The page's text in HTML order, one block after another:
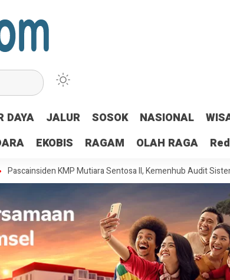
DAYA JALUR SOSOK NASIONAL
EKOBIS RAGAM OLAH RAGA
KMP Mutiara Sentosa II, Kemenhub Audit Sistem